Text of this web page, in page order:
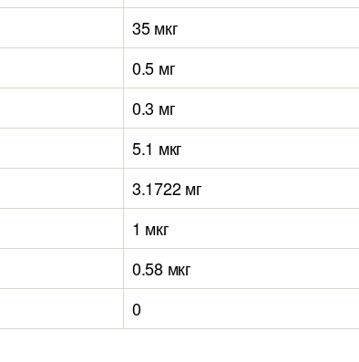
35 мкг
0.5 мг
0.3 мг
5.1 мкг
3.1722 мг
1 мкг
0.58 мкг
0